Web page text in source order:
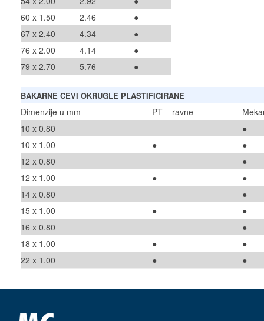
60 x 1.50
2.46
●
67 x 2.40
4.34
●
76 x 2.00
4.14
●
79 x 2.70
5.76 ●
BAKARNE CEVI OKRUGLE PLASTIFICIRANE
Dimenzije u mm PT – ravne
10 x 0.80
●
10 x 1.00
●
●
12 x 0.80
●
12 x 1.00
●
●
14 x 0.80
●
15 x 1.00
●
●
16 x 0.80
●
18 x 1.00
●
●
22 x 1.00
● ●